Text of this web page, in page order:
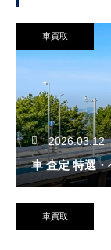
車買取
2026.03.12
車 査定 特選
車買取